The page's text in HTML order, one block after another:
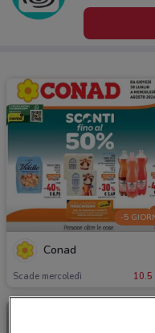
-5
Conad
Scade mercoledì 10.5